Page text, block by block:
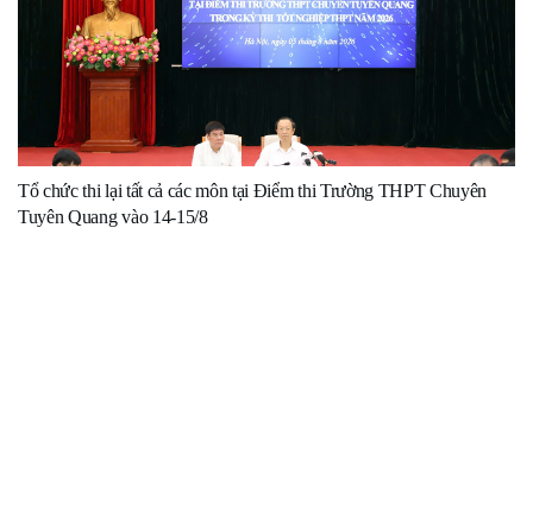
Tổ chức thi lại tất cả các môn tại Điểm thi Trường THPT Chuyên
Tuyên Quang vào 14-15/8